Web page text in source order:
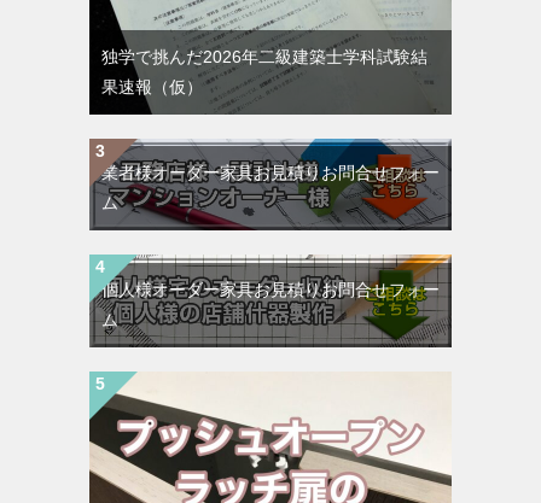
独学で挑んだ2026年二級建築士学科試験結
果速報（仮）
業者様オーダー家具お見積りお問合せフォー
ム
個人様オーダー家具お見積りお問合せフォー
ム